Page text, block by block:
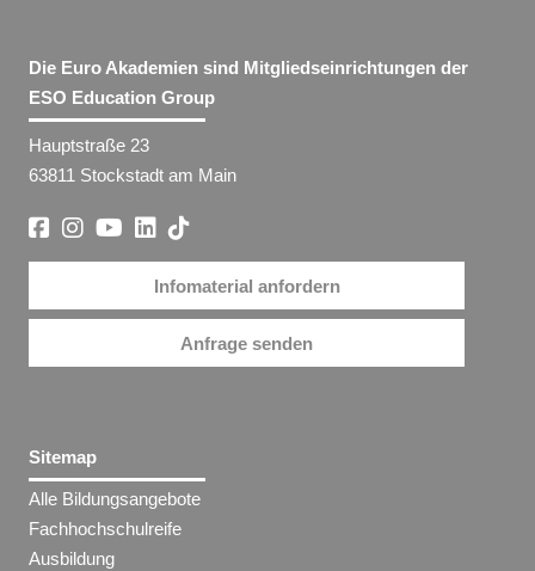
Die Euro Akademien sind Mitgliedseinrichtungen der
ESO Education Group
Hauptstraße 23
63811 Stockstadt am Main
Infomaterial anfordern
Anfrage senden
Sitemap
Alle Bildungsangebote
Fachhochschulreife
Ausbildung